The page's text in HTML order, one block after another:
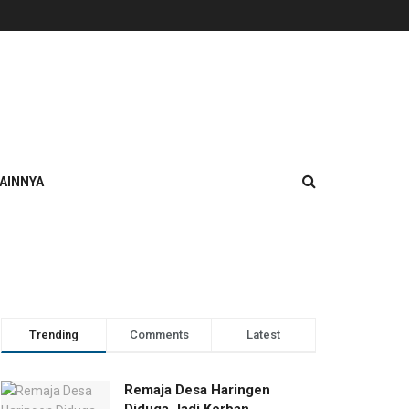
Trending Comments Latest
Remaja Desa Haringen